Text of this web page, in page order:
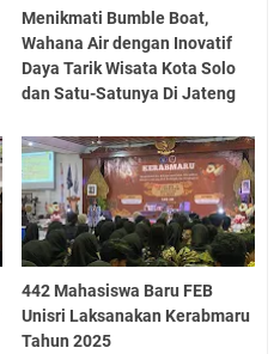
Menikmati Bumble Boat,
Wahana Air dengan Inovatif
Daya Tarik Wisata Kota Solo
dan Satu-Satunya Di Jateng
442 Mahasiswa Baru FEB
Unisri Laksanakan Kerabmaru
Tahun 2025